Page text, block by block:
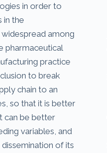
in order to
in the
among
pharmaceutical
practice
to break
chain to an
so that it is better
can be better
variables, and
of its